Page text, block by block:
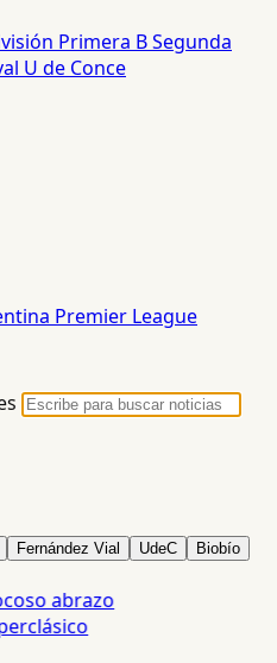
Primera BSegunda
U de Conce
Premier League
Fernández Vial UdeC Biobío
abrazo